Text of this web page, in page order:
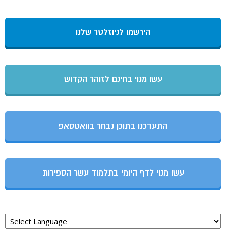
הירשמו לניוזלטר שלנו
עשו מנוי בחינם לזוהר הקדוש
התעדכנו בתוכן נבחר בוואטסאפ
עשו מנוי לדף היומי בתלמוד עשר הספירות